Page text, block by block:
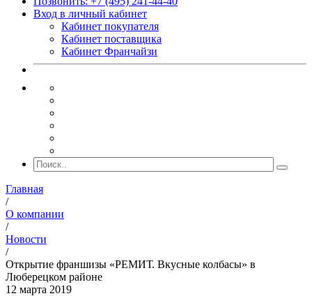
Вход в личный кабинет
Кабинет покупателя
Кабинет поставщика
Кабинет Франчайзи
Главная
/
О компании
/
Новости
/
Открытие франшизы «РЕМИТ. Вкусные колбасы» в
Люберецком районе
12 марта 2019